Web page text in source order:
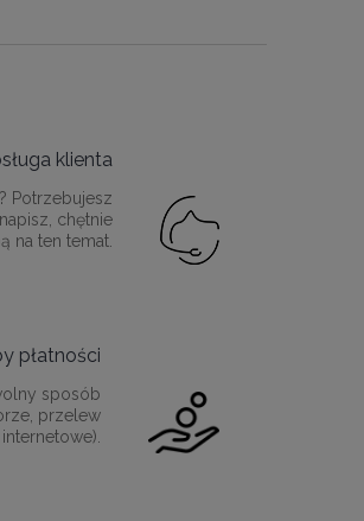
klienta
Potrzebujesz
chętnie
na ten temat.
płatności
sposób
przelew